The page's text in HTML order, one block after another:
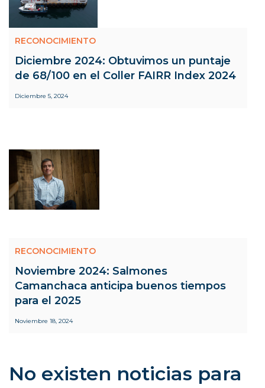
RECONOCIMIENTO
Diciembre 2024: Obtuvimos un puntaje
de 68/100 en el Coller FAIRR Index 2024
Diciembre 5, 2024
RECONOCIMIENTO
Noviembre 2024: Salmones
Camanchaca anticipa buenos tiempos
para el 2025
Noviembre 18, 2024
No existen noticias para